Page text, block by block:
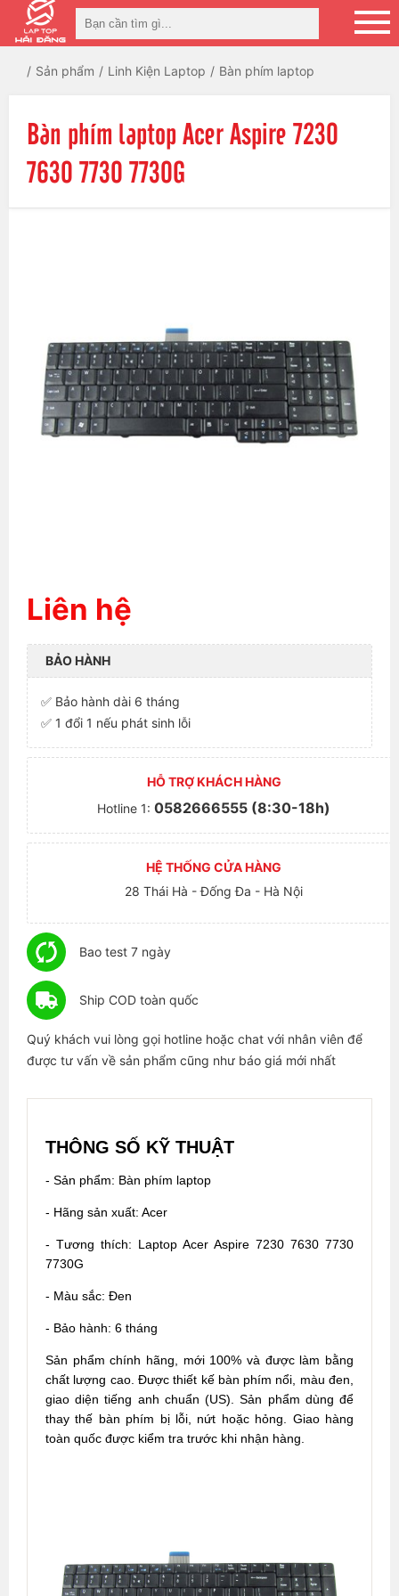
Sản phẩm Linh Kiện Laptop Bàn phím laptop
Bàn phím laptop Acer Aspire 7230
7630 7730 7730G
Liên hệ
BẢO HÀNH
✅ Bảo hành dài 6 tháng
✅ 1 đổi 1 nếu phát sinh lỗi
HỖ TRỢ KHÁCH HÀNG
Hotline 1: 0582666555 (8:30-18h)
HỆ THỐNG CỬA HÀNG
28 Thái Hà - Đống Đa - Hà Nội
Bao test 7 ngày
Ship COD toàn quốc
Quý khách vui lòng gọi hotline hoặc chat với nhân viên để
được tư vấn về sản phẩm cũng như báo giá mới nhất
THÔNG SỐ KỸ THUẬT
- Sản phẩm: Bàn phím laptop
- Hãng sản xuất: Acer
- Tương thích: Laptop Acer Aspire 7230 7630 7730
7730G
- Màu sắc: Đen
- Bảo hành: 6 tháng
Sản phẩm chính hãng, mới 100% và được làm bằng
chất lượng cao. Được thiết kế bàn phím nổi, màu đen,
giao diện tiếng anh chuẩn (US). Sản phẩm dùng để
thay thế bàn phím bị lỗi, nứt hoặc hỏng. Giao hàng
toàn quốc được kiểm tra trước khi nhận hàng.